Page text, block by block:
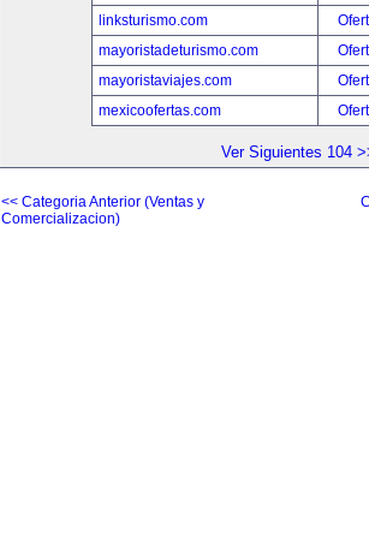
linksturismo.com
mayoristadeturismo.com
mayoristaviajes.com
mexicoofertas.com
Ver Siguientes 104
<< Categoria Anterior (Ventas y
Comercializacion)